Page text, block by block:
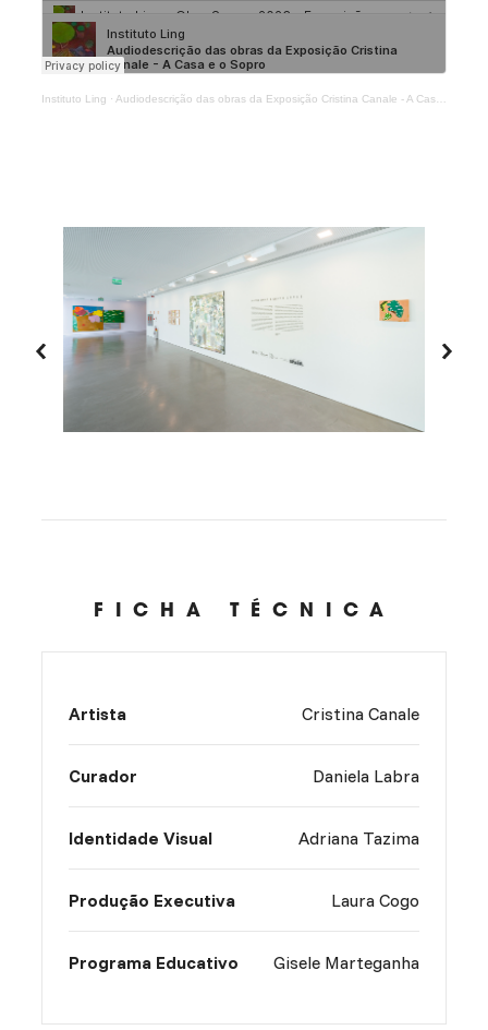
Instituto Ling · Audiodescrição das obras da Exposição Cristina Canale - A Casa e o Sopro
FICHA TÉCNICA
Artista Cristina Canale
Curador Daniela Labra
Identidade Visual Adriana Tazima
Produção Executiva Laura Cogo
Programa Educativo Gisele Marteganha